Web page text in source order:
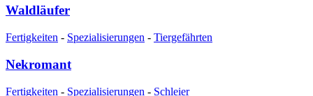
Waldläufer
Fertigkeiten - Spezialisierungen - Tiergefährten
Nekromant
Fertigkeiten - Spezialisierungen - Schleier